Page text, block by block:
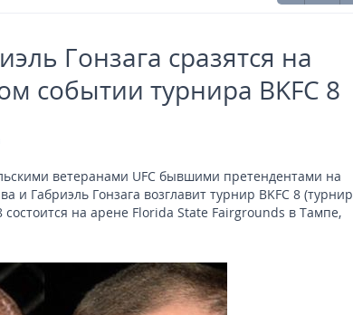
Гонзага сразятся на
событии турнира BKFC 8
ветеранами UFC бывшими претендентами на
и Габриэль Гонзага возглавит турнир BKFC 8 (турнир
на арене Florida State Fairgrounds в Тампе,